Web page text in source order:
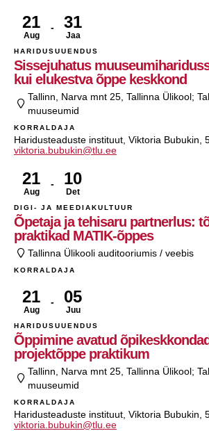
21
Aug
31
Jaa
HARIDUSUUENDUS
Sissejuhatus
kui elukestva õppe keskkond
Tallinn, Narva mnt 25, Tallinna Ülikool;
muuseumid
KORRALDAJA
Haridusteaduste instituut, Viktoria Bubukin,
viktoria.bubukin@tlu.ee
21
Aug
10
Det
DIGI- JA MEEDIAKULTUUR
Õpetaja ja tehisaru partnerlus:
praktikad MATIK-õppes
Tallinna Ülikooli auditooriumis / veebis
KORRALDAJA
21
Aug
05
Juu
HARIDUSUUENDUS
Õppimine avatud
projektõppe praktikum
Tallinn, Narva mnt 25, Tallinna Ülikool;
muuseumid
KORRALDAJA
Haridusteaduste instituut, Viktoria Bubukin,
viktoria.bubukin@tlu.ee